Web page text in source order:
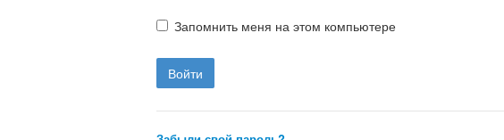
Запомнить меня на этом компьютере